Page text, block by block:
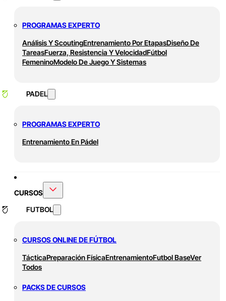
PROGRAMAS EXPERTO
Análisis Y ScoutingEntrenamiento Por EtapasDiseño De
TareasFuerza, Resistencia Y VelocidadFútbol
FemeninoModelo De Juego Y Sistemas
PADEL
PROGRAMAS EXPERTO
Entrenamiento En Pádel
CURSOS
FUTBOL
CURSOS ONLINE DE FÚTBOL
TácticaPreparación FísicaEntrenamientoFutbol BaseVer
Todos
PACKS DE CURSOS